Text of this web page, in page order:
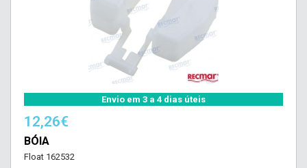
Envio em 3 a 4 dias úteis
12,26€
BÓIA
Float 162532